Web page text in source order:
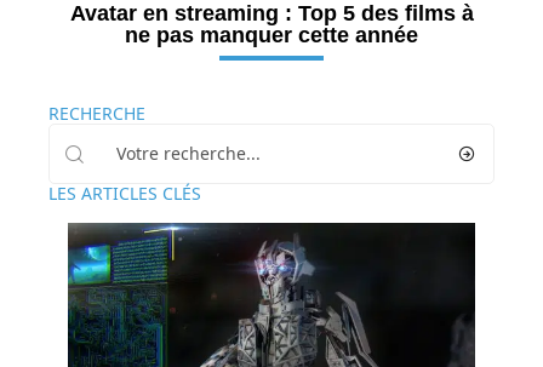
Avatar en streaming : Top 5 des films à
ne pas manquer cette année
RECHERCHE
LES ARTICLES CLÉS